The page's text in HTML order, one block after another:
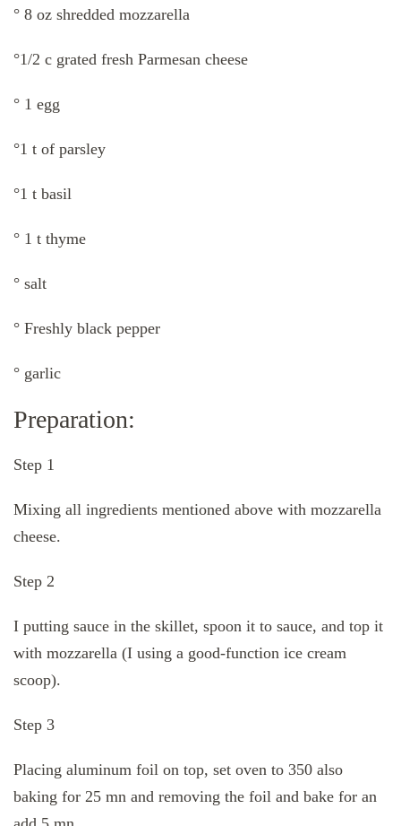
° 8 oz shredded mozzarella
°1/2 c grated fresh Parmesan cheese
° 1 egg
°1 t of parsley
°1 t basil
° 1 t thyme
° salt
° Freshly black pepper
° garlic
Preparation:
Step 1
Mixing all ingredients mentioned above with mozzarella
cheese.
Step 2
I putting sauce in the skillet, spoon it to sauce, and top it
with mozzarella (I using a good-function ice cream
scoop).
Step 3
Placing aluminum foil on top, set oven to 350 also
baking for 25 mn and removing the foil and bake for an